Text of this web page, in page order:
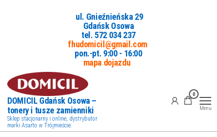
ul. Gnieźnieńska 29
Gdańsk Osowa
tel. 572 034 237
fhudomicil@gmail.com
pon.-pt. 9:00 - 16:00
mapa dojazdu
DOMICIL Gdańsk Osowa –
tonery i tusze zamienniki
Sklep stacjonarny i online, dystrybutor
marki Asarto w Trójmieście.
0
Menu